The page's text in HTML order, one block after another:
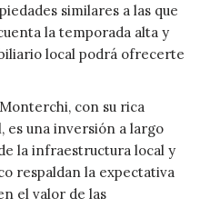
similares a las que
la temporada alta y
local podrá ofrecerte
Monterchi, con su rica
es una inversión a largo
la infraestructura local y
respaldan la expectativa
el valor de las